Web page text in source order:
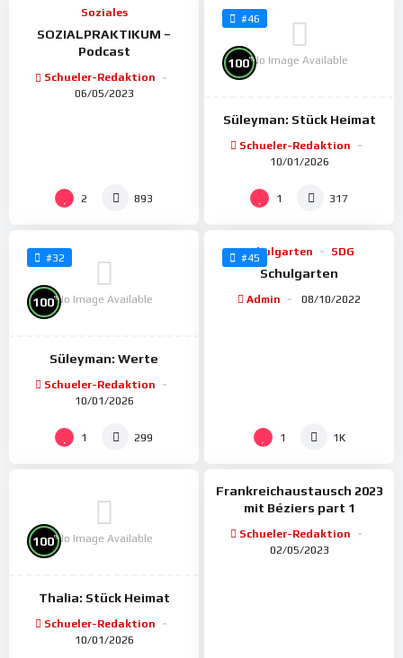
Soziales
SOZIALPRAKTIKUM –
Podcast
Schueler-Redaktion
06/05/2023
2 893
#46
No Image Available
100%
Süleyman: Stück Heimat
Schueler-Redaktion
10/01/2026
1 317
#32
No Image Available
100%
Süleyman: Werte
Schueler-Redaktion
10/01/2026
1 299
#45
Schulgarten SDG
Schulgarten
Admin 08/10/2022
1 1K
No Image Available
100%
Thalia: Stück Heimat
Schueler-Redaktion
10/01/2026
Frankreichaustausch 2023
mit Béziers part 1
Schueler-Redaktion
02/05/2023